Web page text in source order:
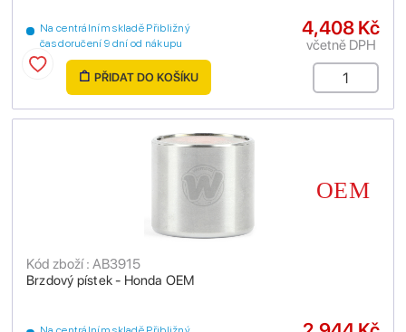
Na centrálním skladě Přibližný
čas doručení 9 dní od nákupu
4,408 Kč
včetně DPH
PŘIDAT DO KOŠÍKU
Brzdový pístek - Honda OEM
Kód zboží : AB3915